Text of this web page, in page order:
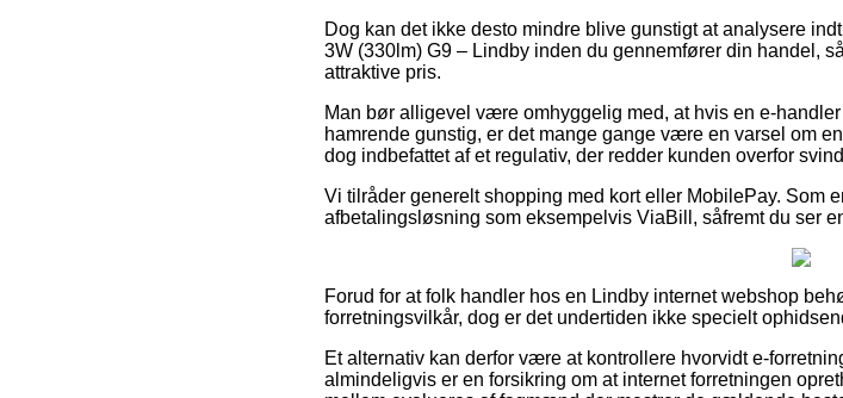
Dog kan det ikke desto mindre blive gunstigt at analysere
3W (330lm) G9 – Lindby inden du gennemfører din handel,
attraktive pris.
Man bør alligevel være omhyggelig med, at hvis en e-
hamrende gunstig, er det mange gange være en varsel om
dog indbefattet af et regulativ, der redder kunden overfor
Vi tilråder generelt shopping med kort eller MobilePay. Som
afbetalingsløsning som eksempelvis ViaBill, såfremt du ser
Forud for at folk handler hos en Lindby internet webshop
forretningsvilkår, dog er det undertiden ikke specielt
Et alternativ kan derfor være at kontrollere hvorvidt e-
almindeligvis er en forsikring om at internet forretningen